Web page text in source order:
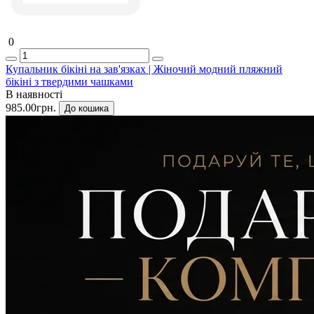
0
Купальник бікіні на зав'язках | Жіночий модний пляжний
бікіні з твердими чашками
В наявності
985.00грн.
До кошика